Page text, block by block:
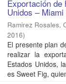
Exportación de
Unidos – Miami
Ramirez Rosales,
2016)
El presente plan
realizar la
Estados Unidos,
es Sweet Fig,